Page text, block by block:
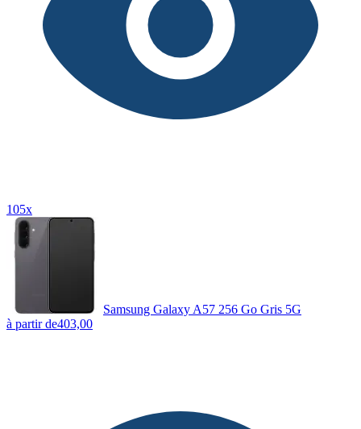
105x
Samsung Galaxy A57 256 Go Gris 5G
à partir de403,00